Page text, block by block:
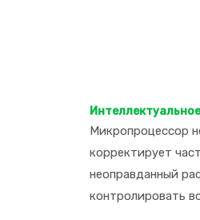
Микропроцессор
корректирует
неоправданный
контролировать